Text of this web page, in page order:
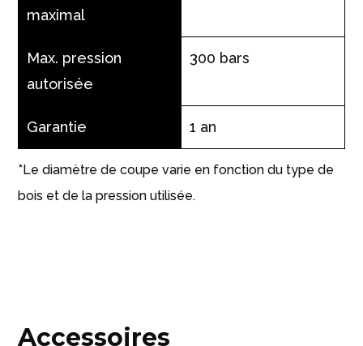
maximal
Max. pression
autorisée
300 bars
Garantie 1 an
*Le diamètre de coupe varie en fonction du type de
bois et de la pression utilisée.
Accessoires